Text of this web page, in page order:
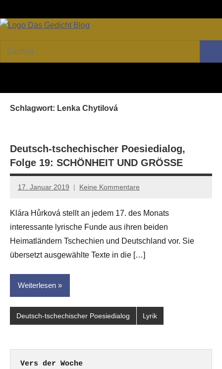
Inhalt
GEDICHT
Forum
von
und
Kritik
Suchen
nach:
Schlagwort: Lenka Chytilová
Deutsch-tschechischer Poesiedialog,
Folge 19: SCHÖNHEIT UND GRÖSSE
17. Januar 2019
Anton
Leitner
Keine Kommentare
Klára Hůrková stellt an jedem 17. des Monats
interessante lyrische Funde aus ihren beiden
Heimatländern Tschechien und Deutschland vor. Sie
übersetzt ausgewählte Texte in die […]
Weiterlesen
Deutsch-tschechischer Poesiedialog Lyrik
Vers der Woche